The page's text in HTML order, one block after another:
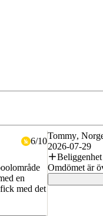
6/10
en
med det
Tommy,
2026-07-29
Beliggenhet
Omdömet är